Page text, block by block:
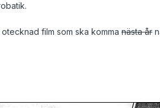
film som ska komma nästa år